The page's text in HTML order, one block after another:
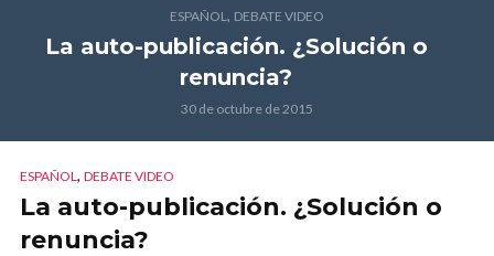
ESPAÑOL, DEBATE VIDEO
La auto-publicación. ¿Solución o
renuncia?
30 de octubre de 2015
ESPAÑOL, DEBATE VIDEO
La auto-publicación. ¿Solución o
renuncia?